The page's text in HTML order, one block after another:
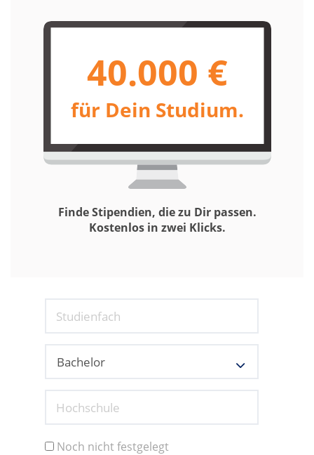
40.000 €
für Dein Studium.
Finde Stipendien, die zu Dir passen.
Kostenlos in zwei Klicks.
Studienfach
Hochschule
Noch nicht festgelegt